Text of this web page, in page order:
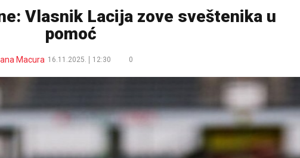
Vlasnik Lacija zove sveštenika u
pomoć
Macura 16.11.2025. 12:30 0